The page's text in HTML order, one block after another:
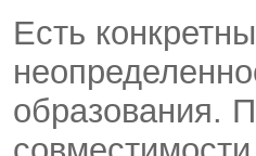
Есть
образования.